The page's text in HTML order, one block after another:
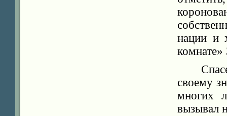
нации и
своему
многих
вызывал